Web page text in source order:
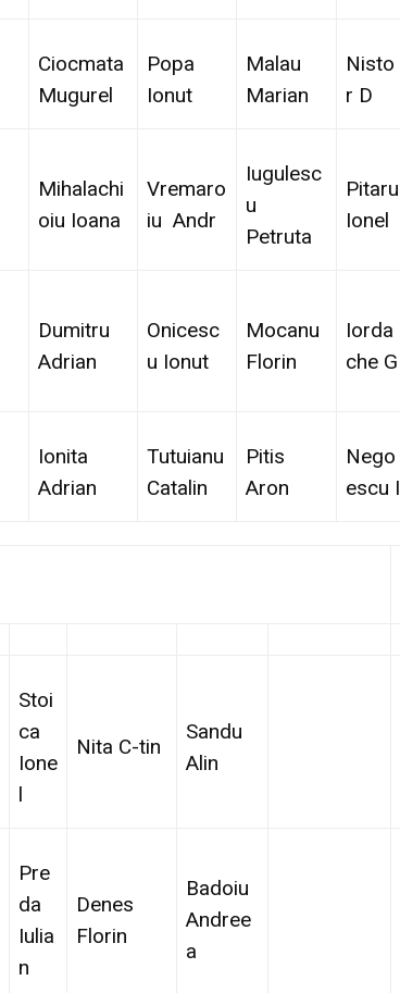
Ciocmata
Mugurel
Popa
Ionut
Malau
Marian
Nisto
r D
Mihalachi
oiu Ioana
Vremaro
iu Andr
Iugulesc
u
Petruta
Pitaru
Ionel
Dumitru
Adrian
Onicesc
u Ionut
Mocanu
Florin
Iorda
che G
Ionita
Adrian
Tutuianu
Catalin
Pitis
Aron
Nego
escu I
Stoi
ca
Ione
l
Nita C-tin
Sandu
Alin
Pre
da
Iulia
n
Denes
Florin
Badoiu
Andree
a